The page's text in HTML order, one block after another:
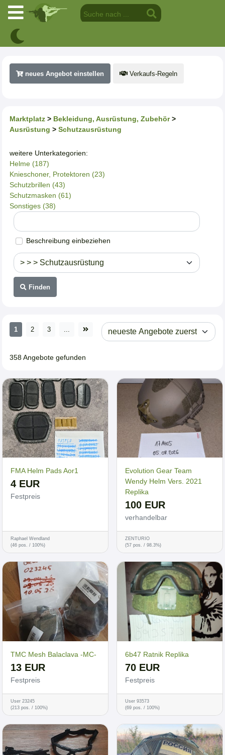
neues Angebot einstellen Verkaufs-Regeln
Marktplatz > Bekleidung, Ausrüstung, Zubehör>
Ausrüstung > Schutzausrüstung
weitere Unterkategorien:
Helme (187)
Knieschoner, Protektoren (23)
Schutzbrillen (43)
Schutzmasken (61)
Sonstiges (38)
Beschreibung einbeziehen
Finden
1 2 3
358 Angebote gefunden
FMA Helm Pads Aor1
4 EUR
Festpreis
Raphael Wendland
(46 pos. / 100%)
Evolution Gear Team
Wendy Helm Vers. 2021
Replika
100 EUR
verhandelbar
ZENTURIO
(57 pos. / 98.3%)
TMC Mesh Balaclava -MC-
13 EUR
Festpreis
User 23245
(213 pos. / 100%)
6b47 Ratnik Replika
70 EUR
Festpreis
User 93573
(69 pos. / 100%)